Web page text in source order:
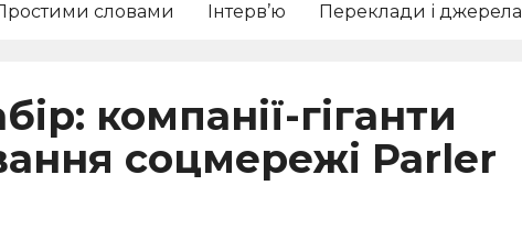
словами Інтерв’ю Переклади і джерела
компанії-гіганти
соцмережі Parler